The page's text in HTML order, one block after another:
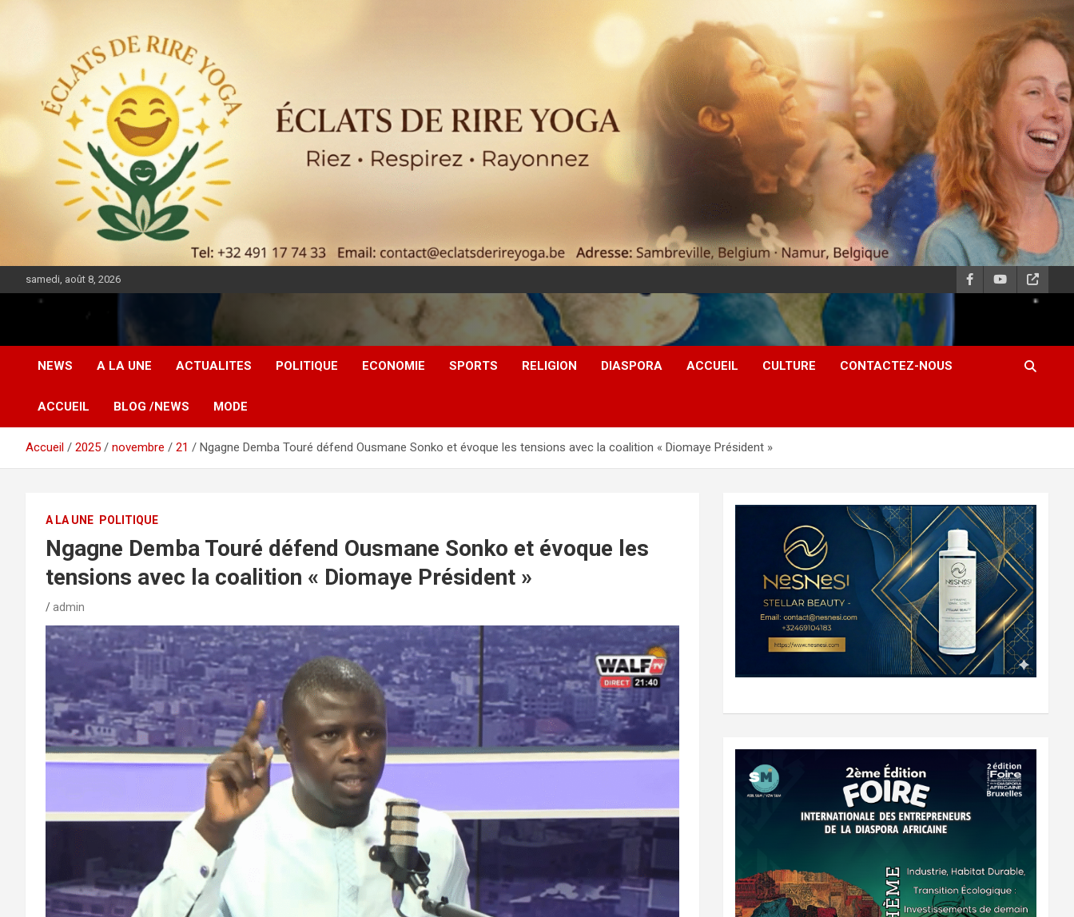
samedi, août 8, 2026
DIASPORA PULSE
NEWS A LA UNE ACTUALITES POLITIQUE ECONOMIE SPORTS RELIGION DIASPORA ACCUEIL CULTURE CONTACTEZ-NOUS
ACCUEIL BLOG /NEWS MODE
Accueil 2025 novembre 21 Ngagne Demba Touré défend Ousmane Sonko et évoque les tensions avec la coalition « Diomaye Président »
A LA UNE POLITIQUE
Ngagne Demba Touré défend Ousmane Sonko et évoque les
tensions avec la coalition « Diomaye Président »
admin